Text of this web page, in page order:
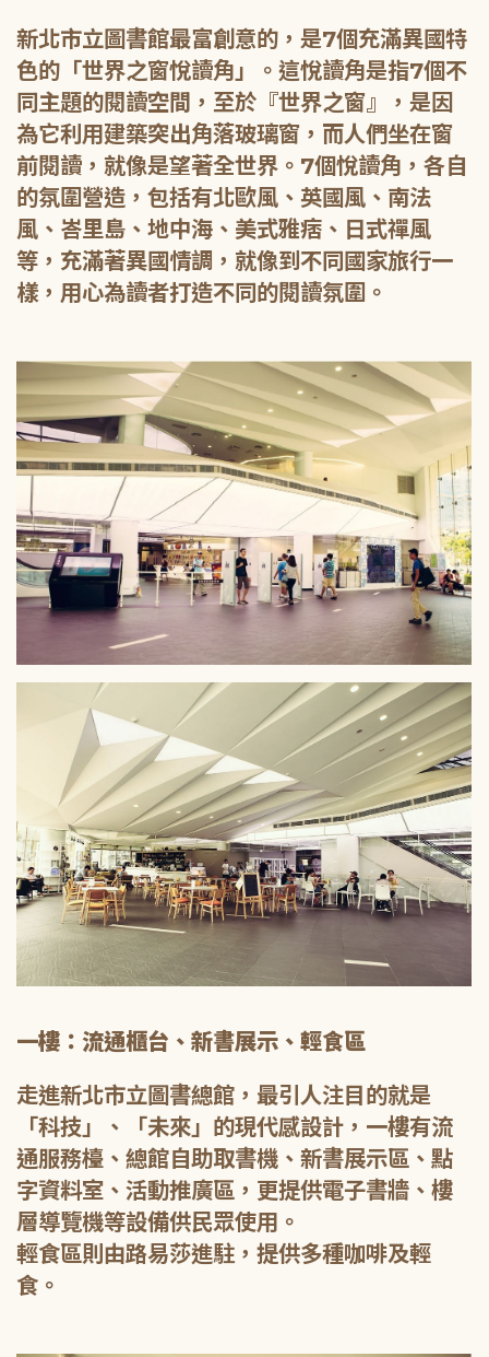
新北市立圖書館最富創意的，是7個充滿異國特
色的「世界之窗悅讀角」。這悅讀角是指7個不
同主題的閱讀空間，至於『世界之窗』，是因
為它利用建築突出角落玻璃窗，而人們坐在窗
前閱讀，就像是望著全世界。7個悅讀角，各自
的氛圍營造，包括有北歐風、英國風、南法
風、峇里島、地中海、美式雅痞、日式禪風
等，充滿著異國情調，就像到不同國家旅行一
樣，用心為讀者打造不同的閱讀氛圍。
一樓：流通櫃台、新書展示、輕食區
走進新北市立圖書總館，最引人注目的就是
「科技」、「未來」的現代感設計，一樓有流
通服務檯、總館自助取書機、新書展示區、點
字資料室、活動推廣區，更提供電子書牆、樓
層導覽機等設備供民眾使用。
輕食區則由路易莎進駐，提供多種咖啡及輕
食。